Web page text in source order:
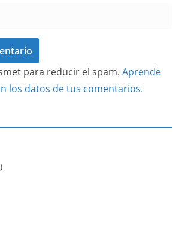
para reducir el spam. Aprende
los datos de tus comentarios.